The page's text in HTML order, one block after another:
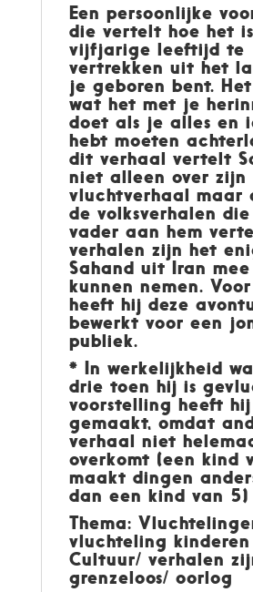
Een persoonlijke
die vertelt hoe het
vijfjarige leeftijd te
vertrekken uit het
je geboren bent.
wat het met je
doet als je alles en
hebt moeten
dit verhaal vertelt
niet alleen over zijn
vluchtverhaal maar
de volksverhalen
vader aan hem
verhalen zijn het
Sahand uit Iran
kunnen nemen.
heeft hij deze
bewerkt voor een
publiek.
* In werkelijkheid
drie toen hij is
voorstelling heeft
gemaakt, omdat
verhaal niet
overkomt (een kind
maakt dingen
dan een kind van 5)
Thema:
vluchteling
Cultuur/ verhalen
grenzeloos/ oorlog